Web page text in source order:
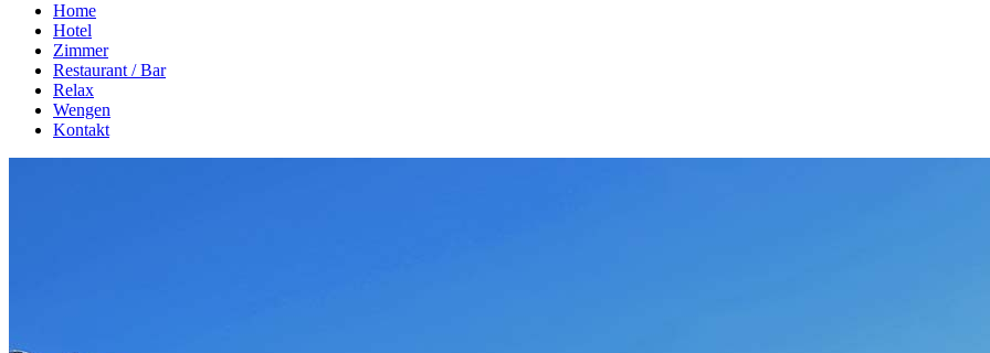
Home
Hotel
Zimmer
Restaurant / Bar
Relax
Wengen
Kontakt